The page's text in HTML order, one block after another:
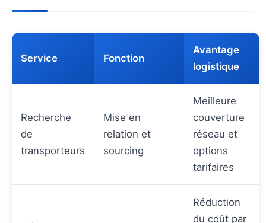
Service Fonction
Avantage
logistique
Recherche
de
transporteurs
Mise en
relation et
sourcing
Meilleure
couverture
réseau et
options
tarifaires
Réduction
du coût par